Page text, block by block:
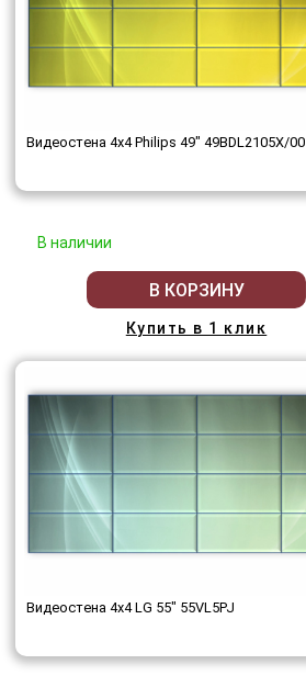
Видеостена 4x4 Philips 49" 49BDL2105X/00
В наличии
В КОРЗИНУ
Купить в 1 клик
Видеостена 4x4 LG 55" 55VL5PJ